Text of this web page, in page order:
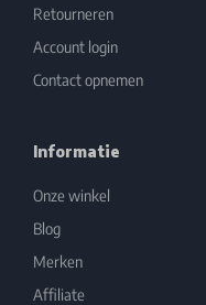
Retourneren
Account login
Contact opnemen
Informatie
Onze winkel
Blog
Merken
Affiliate